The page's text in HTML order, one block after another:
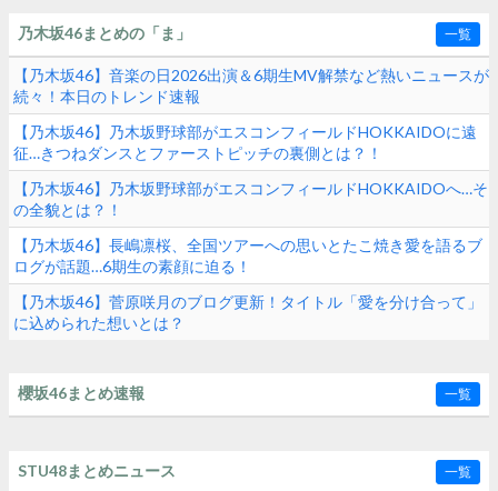
乃木坂46まとめの「ま」 一覧
【乃木坂46】音楽の日2026出演＆6期生MV解禁など熱いニュースが
続々！本日のトレンド速報
【乃木坂46】乃木坂野球部がエスコンフィールドHOKKAIDOに遠
征…きつねダンスとファーストピッチの裏側とは？！
【乃木坂46】乃木坂野球部がエスコンフィールドHOKKAIDOへ…そ
の全貌とは？！
【乃木坂46】長嶋凛桜、全国ツアーへの思いとたこ焼き愛を語るブ
ログが話題…6期生の素顔に迫る！
【乃木坂46】菅原咲月のブログ更新！タイトル「愛を分け合って」
に込められた想いとは？
櫻坂46まとめ速報 一覧
STU48まとめニュース 一覧